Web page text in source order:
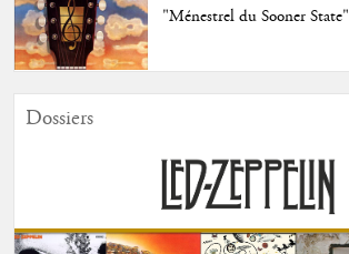
"Ménestrel du Sooner State"
Dossiers